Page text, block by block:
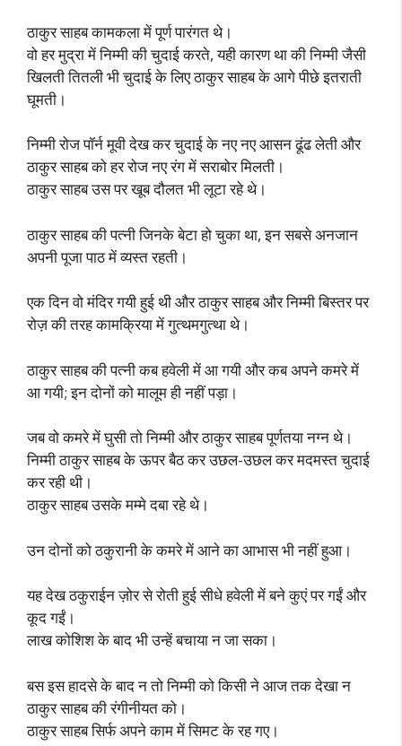
ठाकुर साहब कामकला में पूर्ण पारंगत थे।
वो हर मुद्रा में निम्मी की चुदाई करते, यही कारण था की निम्मी जैसी
खिलती तितली भी चुदाई के लिए ठाकुर साहब के आगे पीछे इतराती
घूमती।
निम्मी रोज पॉर्न मूवी देख कर चुदाई के नए नए आसन ढूंढ लेती और
ठाकुर साहब को हर रोज नए रंग में सराबोर मिलती।
ठाकुर साहब उस पर खूब दौलत भी लूटा रहे थे।
ठाकुर साहब की पत्नी जिनके बेटा हो चुका था, इन सबसे अनजान
अपनी पूजा पाठ में व्यस्त रहती।
एक दिन वो मंदिर गयी हुई थी और ठाकुर साहब और निम्मी बिस्तर पर
रोज़ की तरह कामक्रिया में गुत्थमगुत्था थे।
ठाकुर साहब की पत्नी कब हवेली में आ गयी और कब अपने कमरे में
आ गयी; इन दोनों को मालूम ही नहीं पड़ा।
जब वो कमरे में घुसी तो निम्मी और ठाकुर साहब पूर्णतया नग्न थे।
निम्मी ठाकुर साहब के ऊपर बैठ कर उछल-उछल कर मदमस्त चुदाई
कर रही थी।
ठाकुर साहब उसके मम्मे दबा रहे थे।
उन दोनों को ठकुरानी के कमरे में आने का आभास भी नहीं हुआ।
यह देख ठकुराईन ज़ोर से रोती हुई सीधे हवेली में बने कुएं पर गईं और
कूद गईं।
लाख कोशिश के बाद भी उन्हें बचाया न जा सका।
बस इस हादसे के बाद न तो निम्मी को किसी ने आज तक देखा न
ठाकुर साहब की रंगीनीयत को।
ठाकुर साहब सिर्फ अपने काम में सिमट के रह गए।